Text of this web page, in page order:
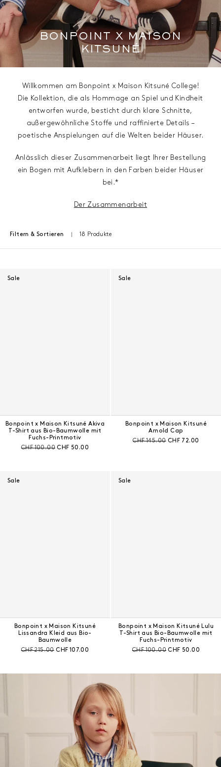
BONPOINT X MAISON
KITSUNÉ
Willkommen am Bonpoint x Maison Kitsuné College!
Die Kollektion, die als Hommage an Spiel und Kindheit
entworfen wurde, besticht durch klare Schnitte,
außergewöhnliche Stoffe und raffinierte Details –
poetische Anspielungen auf die Welten beider Häuser.
Anlässlich dieser Zusammenarbeit liegt Ihrer Bestellung
ein Bogen mit Aufklebern in den Farben beider Häuser
bei.*
Der Zusammenarbeit
Filtern & Sortieren 18 Produkte
Sale
Bonpoint x Maison Kitsuné Akiva
T-Shirt aus Bio-Baumwolle mit
Fuchs-Printmotiv
Preis vor Rabatt:
CHF 100.00 Aktueller Preis:
CHF 50.00
Sale
Bonpoint x Maison Kitsuné
Arnold Cap
Preis vor Rabatt:
CHF 145.00 Aktueller Preis:
CHF 72.00
Sale
Bonpoint x Maison Kitsuné
Lissandra Kleid aus Bio-
Baumwolle
Preis vor Rabatt:
CHF 215.00 Aktueller Preis:
CHF 107.00
Sale
Bonpoint x Maison Kitsuné Lulu
T-Shirt aus Bio-Baumwolle mit
Fuchs-Printmotiv
Preis vor Rabatt:
CHF 100.00 Aktueller Preis:
CHF 50.00